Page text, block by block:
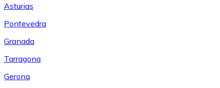
Asturias
Pontevedra
Granada
Tarragona
Gerona